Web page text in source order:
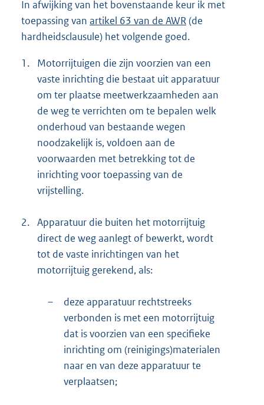
In afwijking van het bovenstaande keur ik met
toepassing van artikel 63 van de AWR(de
hardheidsclausule) het volgende goed.
1.
Motorrijtuigen die zijn voorzien van een
vaste inrichting die bestaat uit apparatuur
om ter plaatse meetwerkzaamheden aan
de weg te verrichten om te bepalen welk
onderhoud van bestaande wegen
noodzakelijk is, voldoen aan de
voorwaarden met betrekking tot de
inrichting voor toepassing van de
vrijstelling.
2. Apparatuur die buiten het motorrijtuig
direct de weg aanlegt of bewerkt, wordt
tot de vaste inrichtingen van het
motorrijtuig gerekend, als:
–
deze apparatuur rechtstreeks
verbonden is met een motorrijtuig
dat is voorzien van een specifieke
inrichting om (reinigings)materialen
naar en van deze apparatuur te
verplaatsen;